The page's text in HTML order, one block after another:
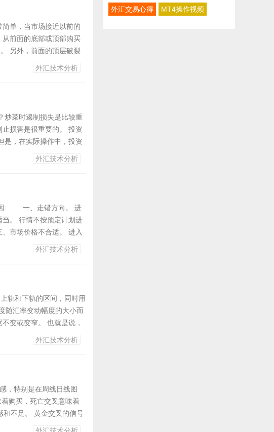
单，当市场接近以前的
前面的底部或顶部购买
另外，前面的顶层破裂
就成为重要的购买时期。
外汇技术分析
菜时遏制损失是比较重
损害是很重要的。 投资
是，在实际操作中，投资
常的止损位置的设定方
外汇技术分析
: 一、走错方向。 进
。 行情不按预定计划进
市场价格不合适。 进入
希望行情不反击还是不反
外汇技术分析
轨和下轨的区间，同时用
随汇率变动幅度的大小而
变或变窄。 也就是说，
重点是波段的变动和指
外汇技术分析
，特别是在周线日线图
购买，死亡交叉意味着
不足。 黄金交叉的信号
留的可能性。 这两种现
外汇交易心得
MT4操作视频